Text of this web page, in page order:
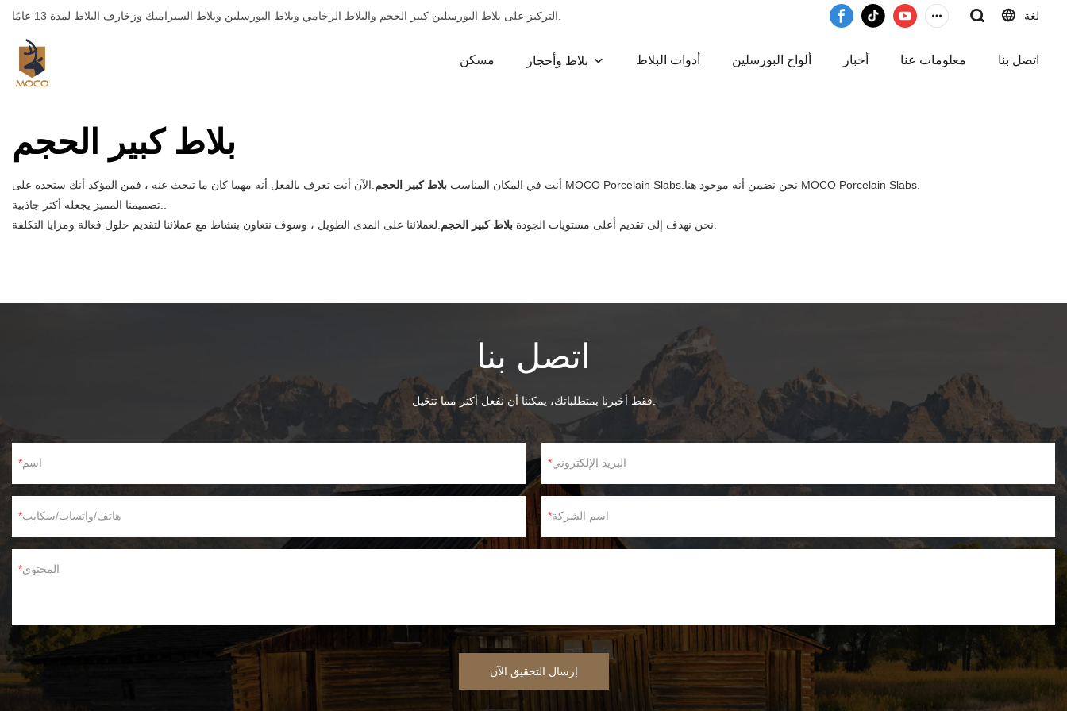
لغة
مسكن بلاط وأحجار أدوات البلاط ألواح البورسلين أخبار معلومات عنا اتصل بنا
بلاط كبير الحجم
أنت في المكان المناسب بلاط كبير الحجم
.الآن أنت تعرف بالفعل أنه مهما كان ما تبحث عنه ، فمن المؤكد أنك ستجده على MOCO Porcelain Slabs.نحن نضمن أنه موجود هنا MOCO Porcelain Slabs.
تصميمنا المميز يجعله أكثر جاذبية..
نحن نهدف إلى تقديم أعلى مستويات الجودة بلاط كبير الحجم .لعملائنا على المدى الطويل ، وسوف نتعاون بنشاط مع عملائنا لتقديم حلول فعالة ومزايا التكلفة.
اتصل بنا
اسم البريد الإلكتروني
هاتف/واتساب/سكايب اسم الشركة
المحتوى
إرسال التحقيق الآن